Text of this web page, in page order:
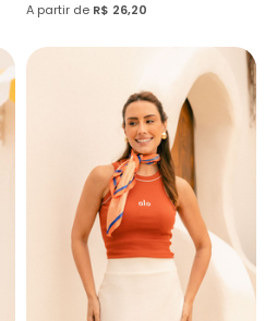
A partir de R$ 26,20